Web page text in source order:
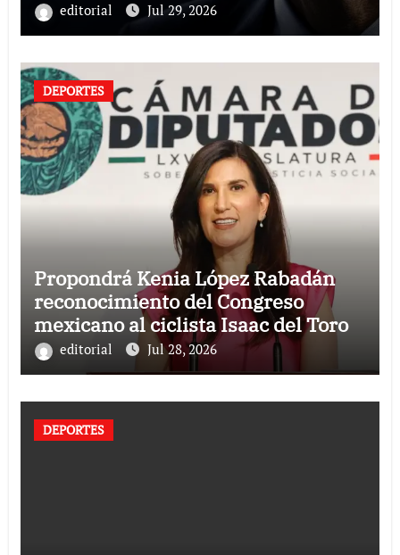
editorial Jul 29, 2026
DEPORTES
Propondrá Kenia López Rabadán
reconocimiento del Congreso
mexicano al ciclista Isaac del Toro
editorial Jul 28, 2026
DEPORTES